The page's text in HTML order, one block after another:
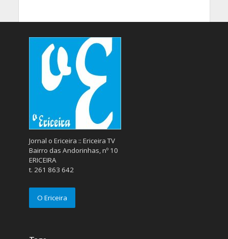
Jornal o Ericeira :: Ericeira TV
Bairro das Andorinhas, nº 10
ERICEIRA
t. 261 863 642
O Ericeira